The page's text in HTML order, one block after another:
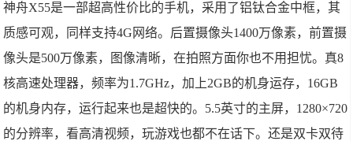
神舟X55是一部超高性价比的手机，采用了铝钛合金中框，其
质感可观，同样支持4G网络。后置摄像头1400万像素，前置摄
像头是500万像素，图像清晰，在拍照方面你也不用担忧。真8
核高速处理器，频率为1.7GHz，加上2GB的机身运存，16GB
的机身内存，运行起来也是超快的。5.5英寸的主屏，1280×720
的分辨率，看高清视频，玩游戏也都不在话下。还是双卡双待